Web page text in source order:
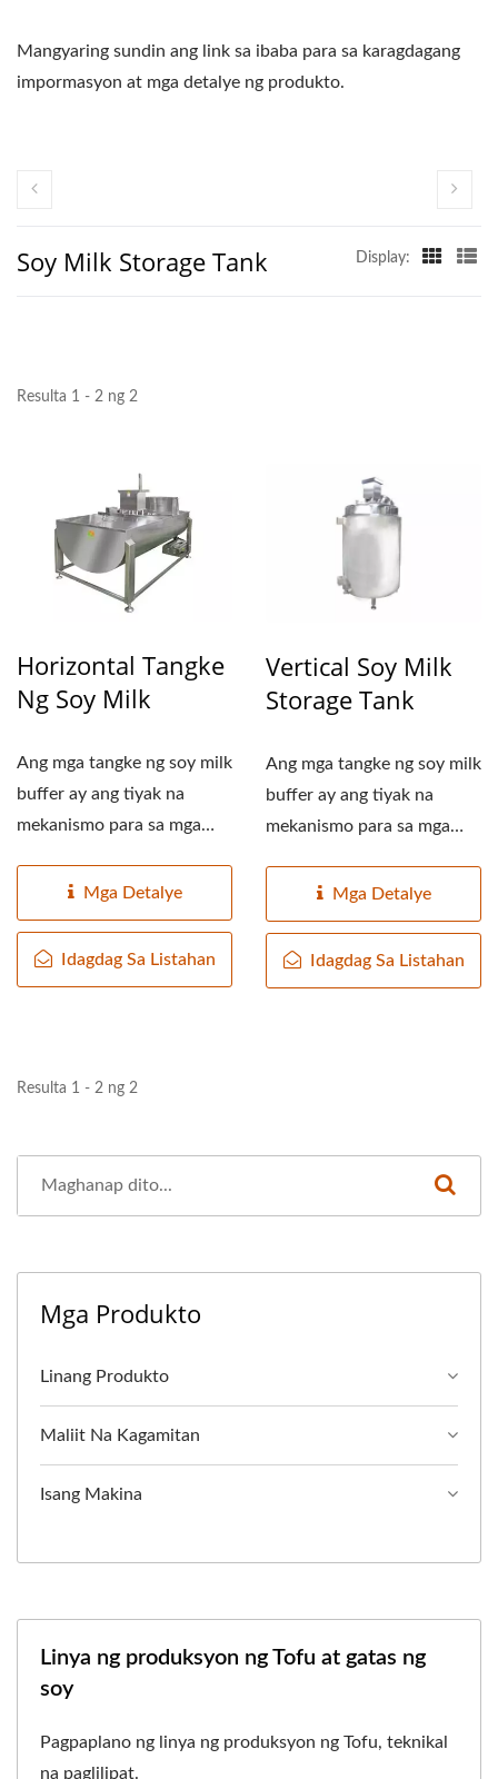
Mangyaring sundin ang link sa ibaba para sa karagdagang
impormasyon at mga detalye ng produkto.
Soy Milk Storage Tank Display:
Resulta 1 - 2 ng 2
Horizontal Tangke
Ng Soy Milk
Ang mga tangke ng soy milk
buffer ay ang tiyak na
mekanismo para sa mga
Mga Detalye
Idagdag Sa Listahan
Vertical Soy Milk
Storage Tank
Ang mga tangke ng soy milk
buffer ay ang tiyak na
mekanismo para sa mga
Mga Detalye
Idagdag Sa Listahan
Resulta 1 - 2 ng 2
Mga Produkto
Linang Produkto
Maliit Na Kagamitan
Isang Makina
Linya ng produksyon ng Tofu at gatas ng
soy
Pagpaplano ng linya ng produksyon ng Tofu, teknikal
na paglilipat.